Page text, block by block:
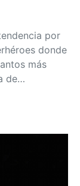
por
donde
más
de…